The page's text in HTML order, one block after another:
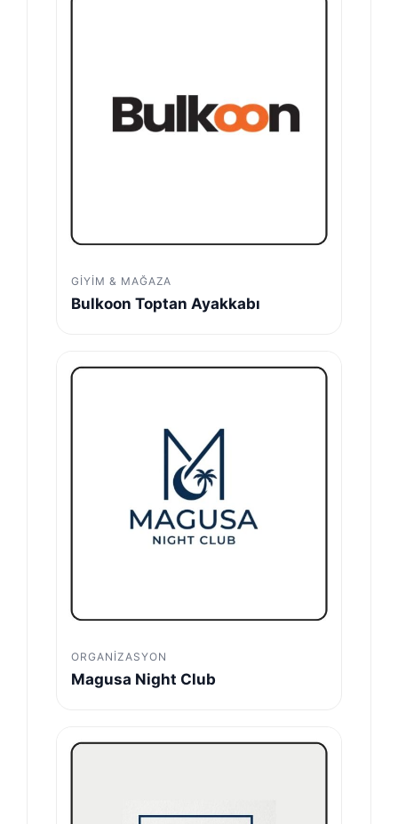
GIYIM & MAĞAZA
Bulkoon Toptan Ayakkabı
ORGANIZASYON
Magusa Night Club